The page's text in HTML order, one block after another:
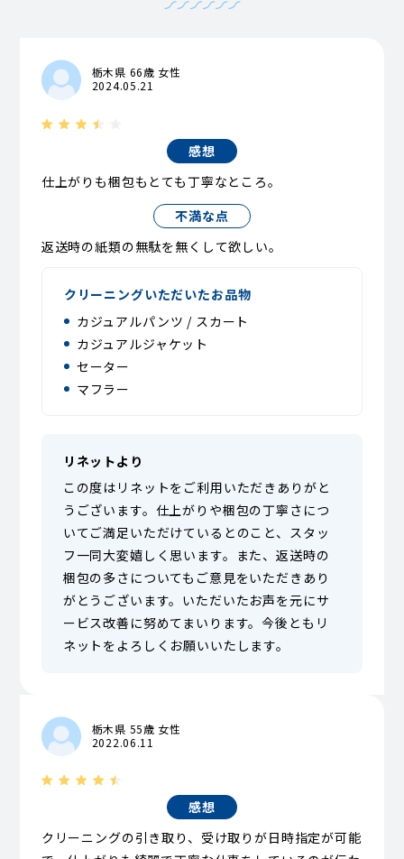
栃木県 66歳 女性
2024.05.21
感想
仕上がりも梱包もとても丁寧なところ。
不満な点
返送時の紙類の無駄を無くして欲しい。
クリーニングいただいたお品物
カジュアルパンツ / スカート
カジュアルジャケット
セーター
マフラー
リネットより
この度はリネットをご利用いただきありがと
うございます。仕上がりや梱包の丁寧さにつ
いてご満足いただけているとのこと、スタッ
フ一同大変嬉しく思います。また、返送時の
梱包の多さについてもご意見をいただきあり
がとうございます。いただいたお声を元にサ
ービス改善に努めてまいります。今後ともリ
ネットをよろしくお願いいたします。
栃木県 55歳 女性
2022.06.11
感想
クリーニングの引き取り、受け取りが日時指定が可能